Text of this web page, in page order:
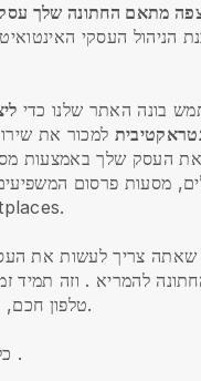
הניהול העסקי
בונה האתר שלנו כדי
למכור את
את העסק שלך באמצעות
מסעות פרסום
להמריא . וזה תמיד
טלפון חכם, בכל פעם, בכל מקום.
.